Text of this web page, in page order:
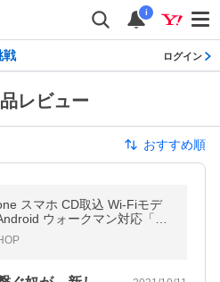
i
戦 ログイン
レビュー
おすすめ順
スマホ CD取込 Wi-Fiモデ
ウォークマン対応「CD
ート/CDR